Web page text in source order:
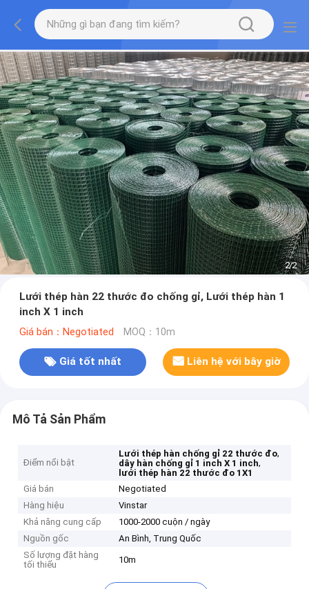
2/2
Lưới thép hàn 22 thước đo chống gỉ, Lưới thép hàn 1
inch X 1 inch
Giá bán：Negotiated MOQ：10m
Giá tốt nhất Liên hệ với bây giờ
Mô Tả Sản Phẩm
Điểm nổi bật
Lưới thép hàn chống gỉ 22 thước đo,
dây hàn chống gỉ 1 inch X 1 inch,
lưới thép hàn 22 thước đo 1X1
Giá bán
Negotiated
Hàng hiệu
Vinstar
Khả năng cung cấp
1000-2000 cuộn / ngày
Nguồn gốc
An Bình, Trung Quốc
Số lượng đặt hàng
tối thiểu
10m